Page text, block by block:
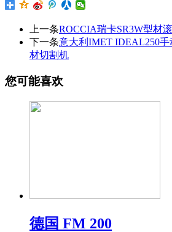
上一条ROCCIA瑞卡SR3W型材
下一条意大利IMET IDEAL250
材切割机
您可能喜欢
德国 FM 200